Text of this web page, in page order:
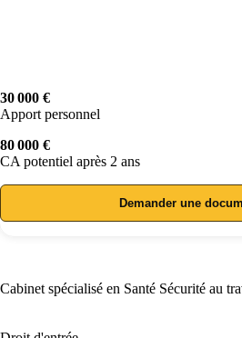
30 000 €
Apport personnel
80 000 €
CA potentiel après 2 ans
Demander une
Cabinet spécialisé en Santé Sécurité au